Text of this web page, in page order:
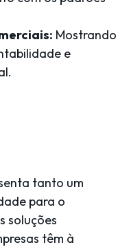
Mostrando
e
tanto um
para o
soluções
têm à